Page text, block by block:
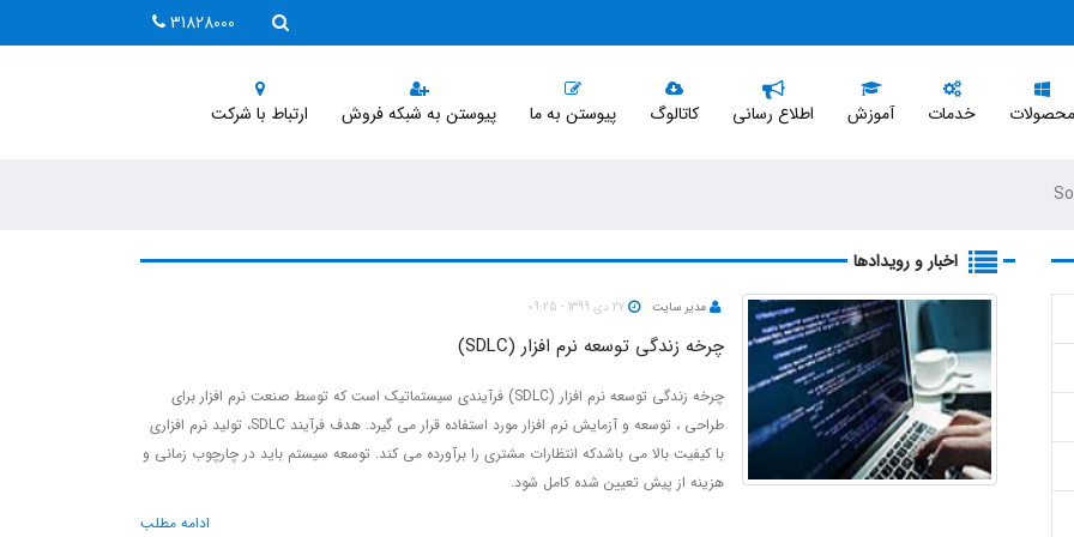
31828000
محصولات
حسابداری مالی(ریالی و ارزی)
انبار و کنترل موجودی(مقداری و
فروش و کنترل اعتبار مشتری
نقد و بانک و خزانه داری
حقوق و دستمزد و کارگزینی
فروش
بازاریابی
مدیریت خدمات مشتریان
خدمات آموزش اطلاع رسانی کاتالوگ پیوستن به ما پیوستن به شبکه فروش ارتباط با شرکت
اخبار و رویدادها
مدیر سایت 27 دی 1399 - 09:25
چرخه زندگی توسعه نرم افزار (SDLC)
چرخه زندگی توسعه نرم افزار (SDLC) فرآیندی سیستماتیک است که توسط صنعت نرم افزار برای
طراحی ، توسعه و آزمایش نرم افزار مورد استفاده قرار می گیرد. هدف فرآیند SDLC، تولید نرم افزاری
با کیفیت بالا می باشدکه انتظارات مشتری را برآورده می کند. توسعه سیستم باید در چارچوب زمانی و
هزینه از پیش تعیین شده کامل شود.
ادامه مطلب